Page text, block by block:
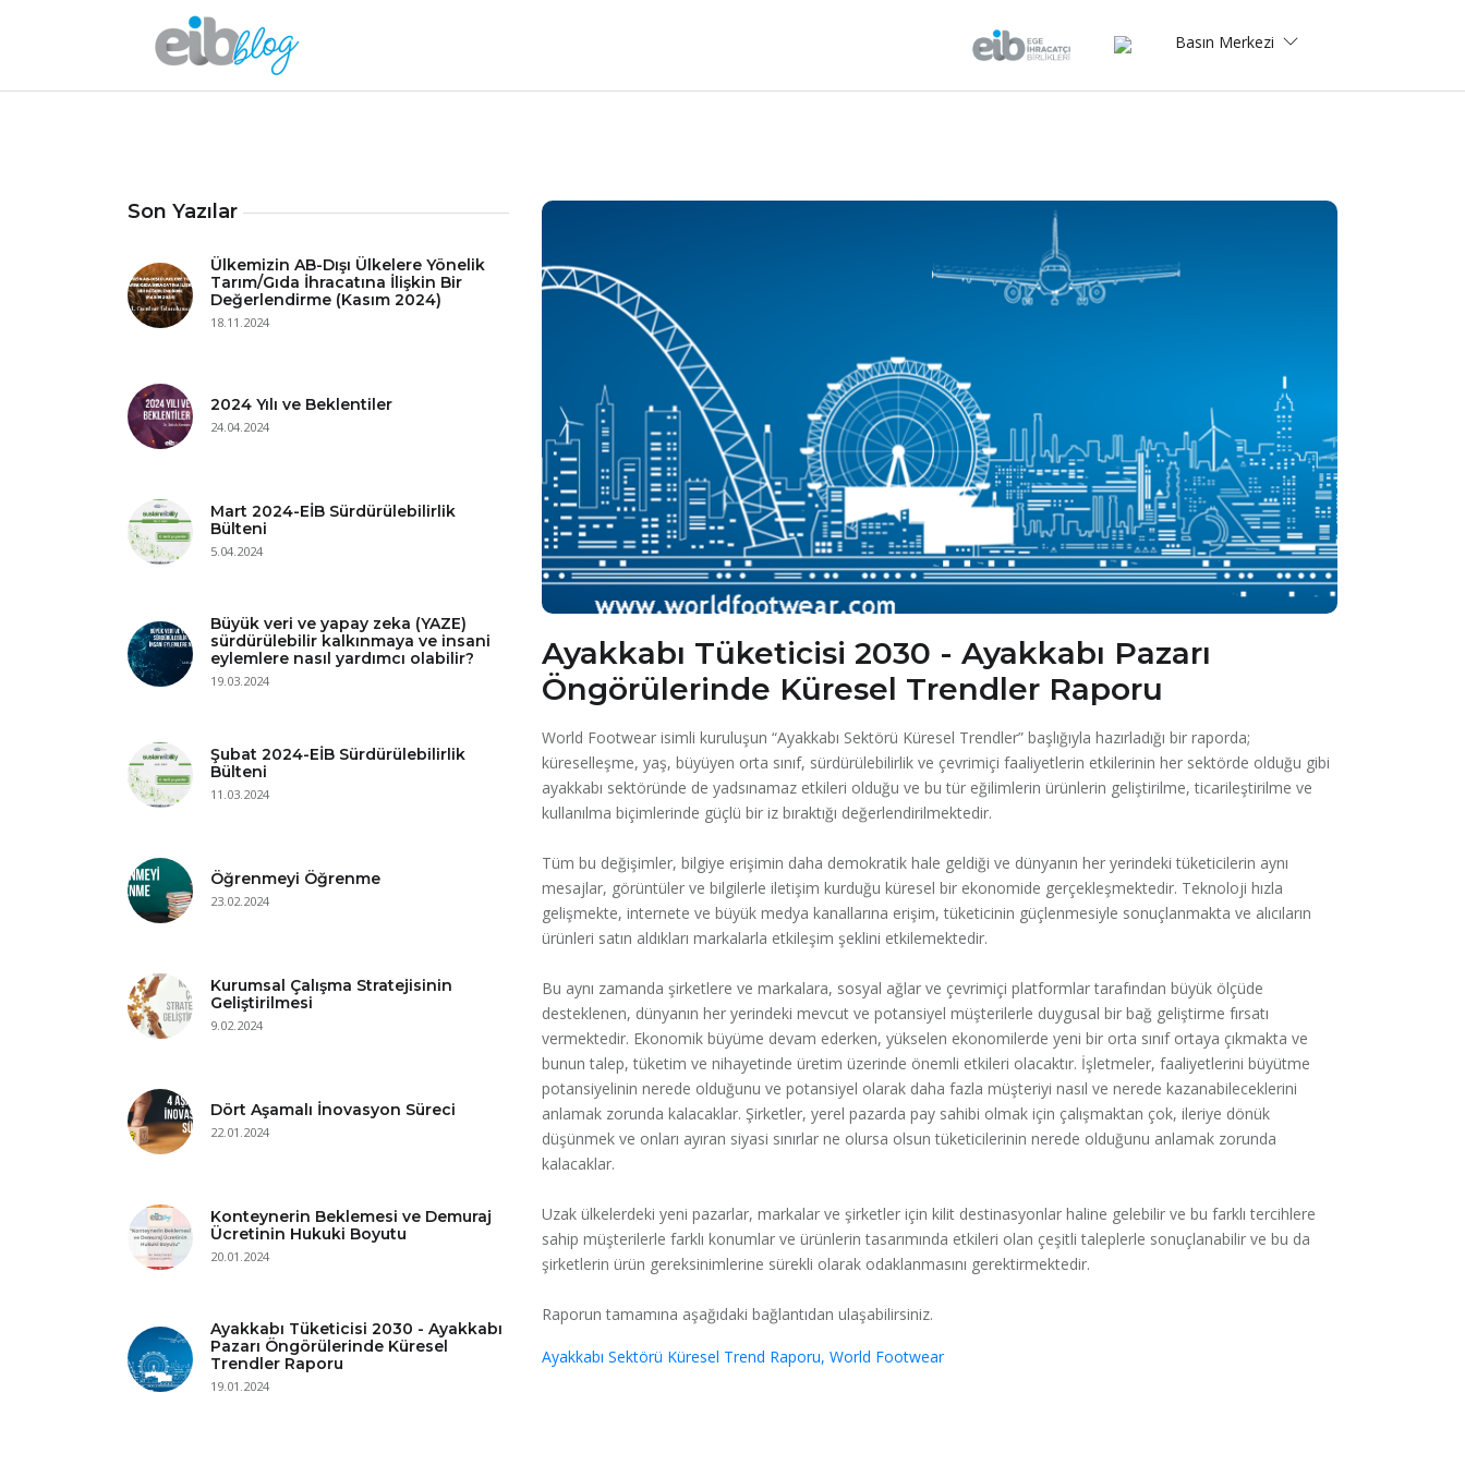
Basın Merkezi
Son Yazılar
Ülkemizin AB-Dışı Ülkelere Yönelik
Tarım/Gıda İhracatına İlişkin Bir
Değerlendirme (Kasım 2024)
18.11.2024
2024 Yılı ve Beklentiler
24.04.2024
Mart 2024-EİB Sürdürülebilirlik
Bülteni
5.04.2024
Büyük veri ve yapay zeka (YAZE)
sürdürülebilir kalkınmaya ve insani
eylemlere nasıl yardımcı olabilir?
19.03.2024
Şubat 2024-EİB Sürdürülebilirlik
Bülteni
11.03.2024
Öğrenmeyi Öğrenme
23.02.2024
Kurumsal Çalışma Stratejisinin
Geliştirilmesi
9.02.2024
Dört Aşamalı İnovasyon Süreci
22.01.2024
Konteynerin Beklemesi ve Demuraj
Ücretinin Hukuki Boyutu
20.01.2024
Ayakkabı Tüketicisi 2030 - Ayakkabı
Pazarı Öngörülerinde Küresel
Trendler Raporu
19.01.2024
Ayakkabı Tüketicisi 2030 - Ayakkabı Pazarı
Öngörülerinde Küresel Trendler Raporu
World Footwear isimli kuruluşun “Ayakkabı Sektörü Küresel Trendler” başlığıyla hazırladığı bir raporda;
küreselleşme, yaş, büyüyen orta sınıf, sürdürülebilirlik ve çevrimiçi faaliyetlerin etkilerinin her sektörde olduğu gibi
ayakkabı sektöründe de yadsınamaz etkileri olduğu ve bu tür eğilimlerin ürünlerin geliştirilme, ticarileştirilme ve
kullanılma biçimlerinde güçlü bir iz bıraktığı değerlendirilmektedir.
Tüm bu değişimler, bilgiye erişimin daha demokratik hale geldiği ve dünyanın her yerindeki tüketicilerin aynı
mesajlar, görüntüler ve bilgilerle iletişim kurduğu küresel bir ekonomide gerçekleşmektedir. Teknoloji hızla
gelişmekte, internete ve büyük medya kanallarına erişim, tüketicinin güçlenmesiyle sonuçlanmakta ve alıcıların
ürünleri satın aldıkları markalarla etkileşim şeklini etkilemektedir.
Bu aynı zamanda şirketlere ve markalara, sosyal ağlar ve çevrimiçi platformlar tarafından büyük ölçüde
desteklenen, dünyanın her yerindeki mevcut ve potansiyel müşterilerle duygusal bir bağ geliştirme fırsatı
vermektedir. Ekonomik büyüme devam ederken, yükselen ekonomilerde yeni bir orta sınıf ortaya çıkmakta ve
bunun talep, tüketim ve nihayetinde üretim üzerinde önemli etkileri olacaktır. İşletmeler, faaliyetlerini büyütme
potansiyelinin nerede olduğunu ve potansiyel olarak daha fazla müşteriyi nasıl ve nerede kazanabileceklerini
anlamak zorunda kalacaklar. Şirketler, yerel pazarda pay sahibi olmak için çalışmaktan çok, ileriye dönük
düşünmek ve onları ayıran siyasi sınırlar ne olursa olsun tüketicilerinin nerede olduğunu anlamak zorunda
kalacaklar.
Uzak ülkelerdeki yeni pazarlar, markalar ve şirketler için kilit destinasyonlar haline gelebilir ve bu farklı tercihlere
sahip müşterilerle farklı konumlar ve ürünlerin tasarımında etkileri olan çeşitli taleplerle sonuçlanabilir ve bu da
şirketlerin ürün gereksinimlerine sürekli olarak odaklanmasını gerektirmektedir.
Raporun tamamına aşağıdaki bağlantıdan ulaşabilirsiniz.
Ayakkabı Sektörü Küresel Trend Raporu, World Footwear